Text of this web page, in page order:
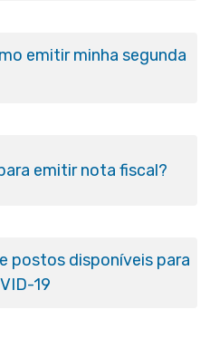
emitir minha segunda
emitir nota fiscal?
postos disponíveis para
19